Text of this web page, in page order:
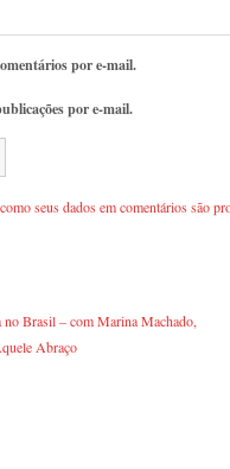
por e-mail.
por e-mail.
seus dados em comentários são
no Brasil – com Marina Machado,
Abraço